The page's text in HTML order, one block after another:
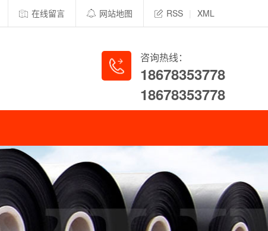
在线留言 网站地图 RSS XML
咨询热线：
18678353778
18678353778